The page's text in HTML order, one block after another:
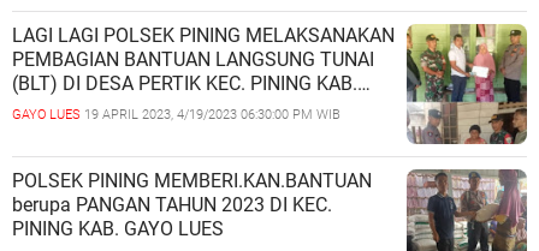
LAGI LAGI POLSEK PINING MELAKSANAKAN
PEMBAGIAN BANTUAN LANGSUNG TUNAI
(BLT) DI DESA PERTIK KEC. PINING KAB.
GAYO LUES
GAYO LUES 19 APRIL 2023, 4/19/2023 06:30:00 PM WIB
POLSEK PINING MEMBERI.KAN.BANTUAN
berupa PANGAN TAHUN 2023 DI KEC.
PINING KAB. GAYO LUES